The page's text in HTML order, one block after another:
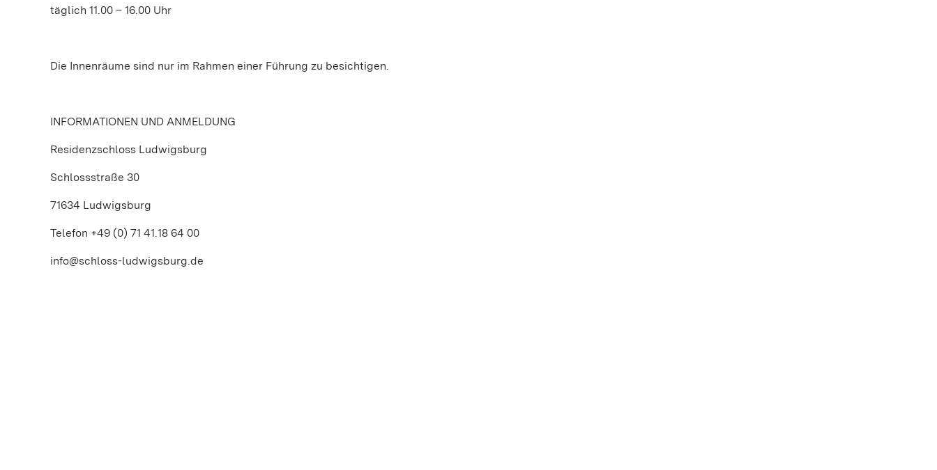
täglich 11.00 – 16.00 Uhr
Die Innenräume sind nur im Rahmen einer Führung zu besichtigen.
INFORMATIONEN UND ANMELDUNG
Residenzschloss Ludwigsburg
Schlossstraße 30
71634 Ludwigsburg
Telefon +49 (0) 71 41.18 64 00
info@schloss-ludwigsburg.de